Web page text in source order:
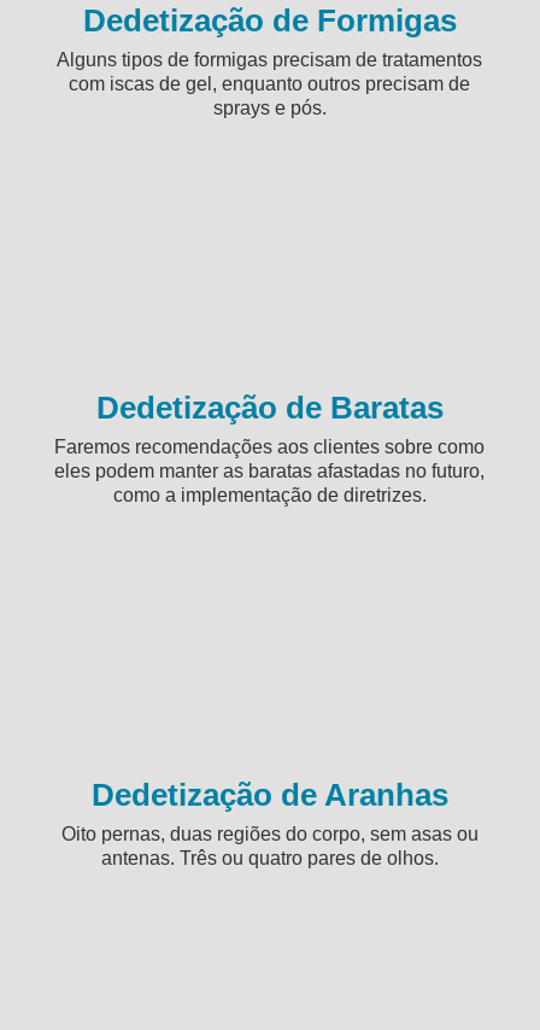
Dedetização de Formigas
Alguns tipos de formigas precisam de tratamentos
com iscas de gel, enquanto outros precisam de
sprays e pós.
Dedetização de Baratas
Faremos recomendações aos clientes sobre como
eles podem manter as baratas afastadas no futuro,
como a implementação de diretrizes.
Dedetização de Aranhas
Oito pernas, duas regiões do corpo, sem asas ou
antenas. Três ou quatro pares de olhos.